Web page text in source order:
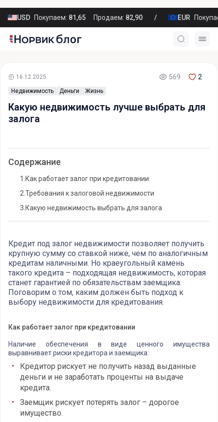
USD Покупаем: 81,65 Продаем: 82,90 EUR
Недвижимость Деньги Жизнь
16.12.2025 569 2
Какую недвижимость лучше выбрать для
залога
Содержание
1. Как работает залог при кредитовании
2. Требования к залоговой недвижимости
3. Какую недвижимость выбрать для залога
Кредит под залог недвижимости позволяет получить
крупную сумму со ставкой ниже, чем по аналогичным
кредитам наличными. Но краеугольный камень
такого кредита – подходящая недвижимость, которая
станет гарантией по обязательствам заемщика.
Поговорим о том, каким должен быть подход к
выбору недвижимости для кредитования.
Как работает залог при кредитовании
Наличие обеспечения в виде ценного имущества
выравнивает риски кредитора и заемщика:
Кредитор рискует не получить назад выданные
деньги и не заработать проценты на выдаче
кредита.
Заемщик рискует потерять залог – дорогое
имущество.